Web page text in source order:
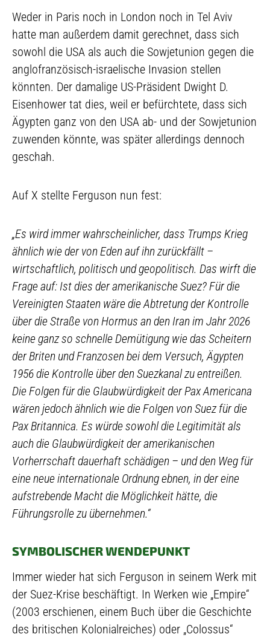
Weder in Paris noch in London noch in Tel Aviv
hatte man außerdem damit gerechnet, dass sich
sowohl die USA als auch die Sowjetunion gegen die
anglofranzösisch-israelische Invasion stellen
könnten. Der damalige US-Präsident Dwight D.
Eisenhower tat dies, weil er befürchtete, dass sich
Ägypten ganz von den USA ab- und der Sowjetunion
zuwenden könnte, was später allerdings dennoch
geschah.
Auf X stellte Ferguson nun fest:
„Es wird immer wahrscheinlicher, dass Trumps Krieg
ähnlich wie der von Eden auf ihn zurückfällt –
wirtschaftlich, politisch und geopolitisch. Das wirft die
Frage auf: Ist dies der amerikanische Suez? Für die
Vereinigten Staaten wäre die Abtretung der Kontrolle
über die Straße von Hormus an den Iran im Jahr 2026
keine ganz so schnelle Demütigung wie das Scheitern
der Briten und Franzosen bei dem Versuch, Ägypten
1956 die Kontrolle über den Suezkanal zu entreißen.
Die Folgen für die Glaubwürdigkeit der Pax Americana
wären jedoch ähnlich wie die Folgen von Suez für die
Pax Britannica. Es würde sowohl die Legitimität als
auch die Glaubwürdigkeit der amerikanischen
Vorherrschaft dauerhaft schädigen – und den Weg für
eine neue internationale Ordnung ebnen, in der eine
aufstrebende Macht die Möglichkeit hätte, die
Führungsrolle zu übernehmen.“
SYMBOLISCHER WENDEPUNKT
Immer wieder hat sich Ferguson in seinem Werk mit
der Suez-Krise beschäftigt. In Werken wie „Empire“
(2003 erschienen, einem Buch über die Geschichte
des britischen Kolonialreiches) oder „Colossus“